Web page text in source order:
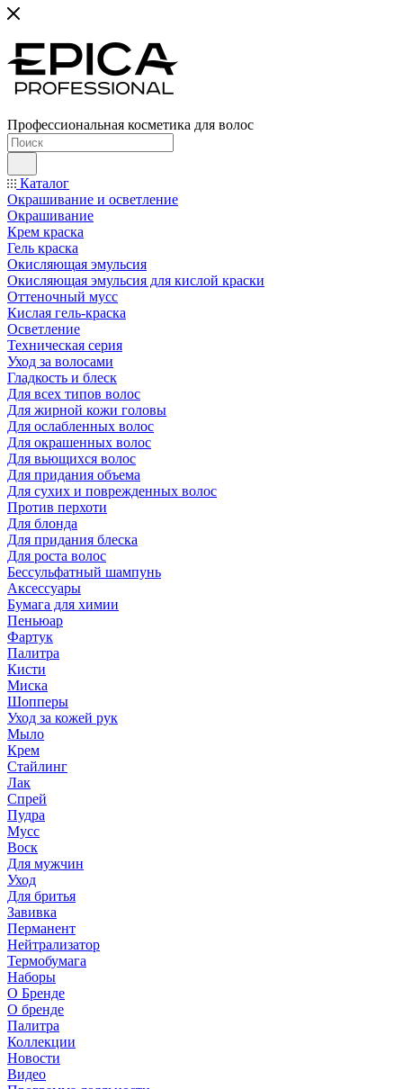
Профессиональная косметика для волос
Каталог
Окрашивание и осветление
Окрашивание
Крем краска
Гель краска
Окисляющая эмульсия
Окисляющая эмульсия для кислой краски
Оттеночный мусс
Кислая гель-краска
Осветление
Техническая серия
Уход за волосами
Гладкость и блеск
Для всех типов волос
Для жирной кожи головы
Для ослабленных волос
Для окрашенных волос
Для вьющихся волос
Для придания объема
Для сухих и поврежденных волос
Против перхоти
Для блонда
Для придания блеска
Для роста волос
Бессульфатный шампунь
Аксессуары
Бумага для химии
Пеньюар
Фартук
Палитра
Кисти
Миска
Шопперы
Уход за кожей рук
Мыло
Крем
Стайлинг
Лак
Спрей
Пудра
Мусс
Воск
Для мужчин
Уход
Для бритья
Завивка
Перманент
Нейтрализатор
Термобумага
Наборы
О Бренде
О бренде
Палитра
Коллекции
Новости
Видео